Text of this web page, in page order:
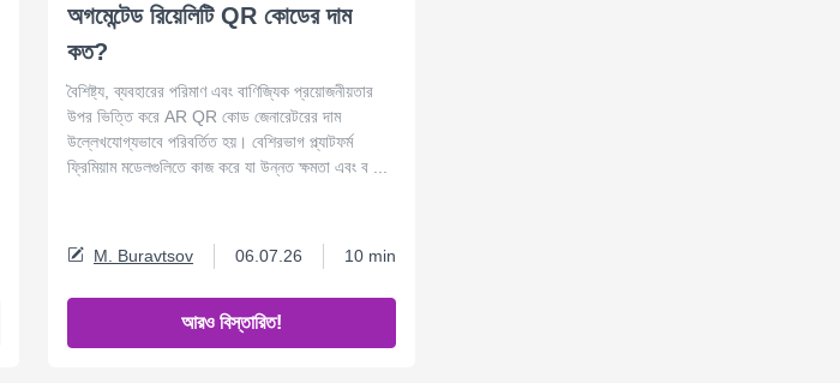
অগমেন্টেড রিয়েলিটি QR কোডের দাম
কত?
বৈশিষ্ট্য, ব্যবহারের পরিমাণ এবং বাণিজ্যিক প্রয়োজনীয়তার
উপর ভিত্তি করে AR QR কোড জেনারেটরের দাম
উল্লেখযোগ্যভাবে পরিবর্তিত হয়। বেশিরভাগ প্ল্যাটফর্ম
ফ্রিমিয়াম মডেলগুলিতে কাজ করে যা উন্নত ক্ষমতা এবং ব ...
M. Buravtsov 06.07.26 10 min
আরও বিস্তারিত!